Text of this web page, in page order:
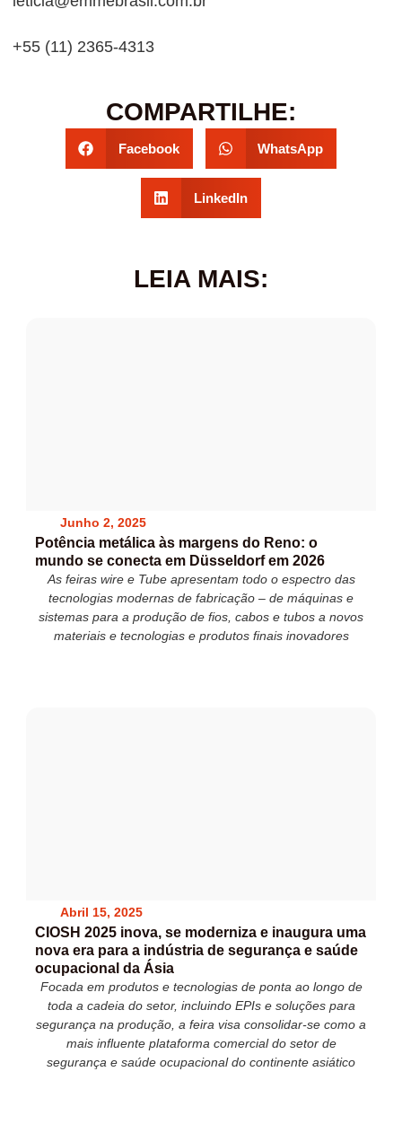
+55 (11) 2365-4313
COMPARTILHE:
Facebook WhatsApp
LinkedIn
LEIA MAIS:
Junho 2, 2025
Potência metálica às margens do Reno: o
mundo se conecta em Düsseldorf em 2026
As feiras wire e Tube apresentam todo o espectro das
tecnologias modernas de fabricação – de máquinas e
sistemas para a produção de fios, cabos e tubos a novos
materiais e tecnologias e produtos finais inovadores
Abril 15, 2025
CIOSH 2025 inova, se moderniza e inaugura uma
nova era para a indústria de segurança e saúde
ocupacional da Ásia
Focada em produtos e tecnologias de ponta ao longo de
toda a cadeia do setor, incluindo EPIs e soluções para
segurança na produção, a feira visa consolidar-se como a
mais influente plataforma comercial do setor de
segurança e saúde ocupacional do continente asiático